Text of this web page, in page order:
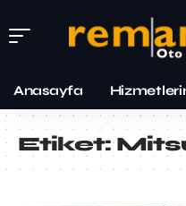
Anasayfa
Etiket: